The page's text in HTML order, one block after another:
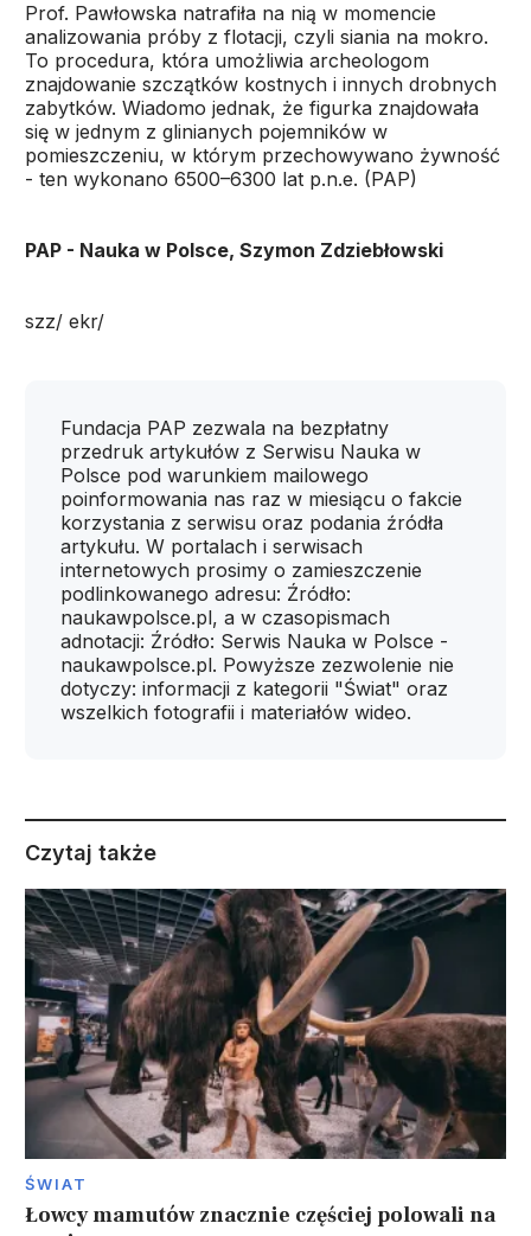
Prof. Pawłowska natrafiła na nią w momencie
analizowania próby z flotacji, czyli siania na mokro.
To procedura, która umożliwia archeologom
znajdowanie szczątków kostnych i innych drobnych
zabytków. Wiadomo jednak, że figurka znajdowała
się w jednym z glinianych pojemników w
pomieszczeniu, w którym przechowywano żywność
- ten wykonano 6500–6300 lat p.n.e. (PAP)
PAP - Nauka w Polsce, Szymon Zdziebłowski
szz/ ekr/
Fundacja PAP zezwala na bezpłatny
przedruk artykułów z Serwisu Nauka w
Polsce pod warunkiem mailowego
poinformowania nas raz w miesiącu o fakcie
korzystania z serwisu oraz podania źródła
artykułu. W portalach i serwisach
internetowych prosimy o zamieszczenie
podlinkowanego adresu: Źródło:
naukawpolsce.pl, a w czasopismach
adnotacji: Źródło: Serwis Nauka w Polsce -
naukawpolsce.pl. Powyższe zezwolenie nie
dotyczy: informacji z kategorii "Świat" oraz
wszelkich fotografii i materiałów wideo.
Czytaj także
ŚWIAT
Łowcy mamutów znacznie częściej polowali na